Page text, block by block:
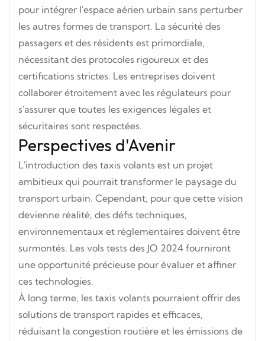
pour intégrer l'espace aérien urbain sans perturber
les autres formes de transport. La sécurité des
passagers et des résidents est primordiale,
nécessitant des protocoles rigoureux et des
certifications strictes. Les entreprises doivent
collaborer étroitement avec les régulateurs pour
s'assurer que toutes les exigences légales et
sécuritaires sont respectées.
Perspectives d'Avenir
L'introduction des taxis volants est un projet
ambitieux qui pourrait transformer le paysage du
transport urbain. Cependant, pour que cette vision
devienne réalité, des défis techniques,
environnementaux et réglementaires doivent être
surmontés. Les vols tests des JO 2024 fourniront
une opportunité précieuse pour évaluer et affiner
ces technologies.
À long terme, les taxis volants pourraient offrir des
solutions de transport rapides et efficaces,
réduisant la congestion routière et les émissions de